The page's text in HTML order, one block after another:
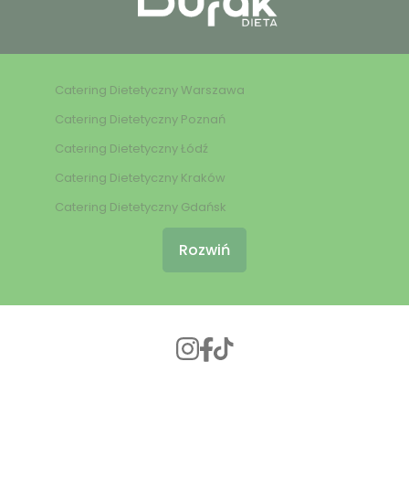
Catering Dietetyczny Warszawa
Catering Dietetyczny Poznań
Catering Dietetyczny Łódź
Catering Dietetyczny Kraków
Catering Dietetyczny Gdańsk
Rozwiń